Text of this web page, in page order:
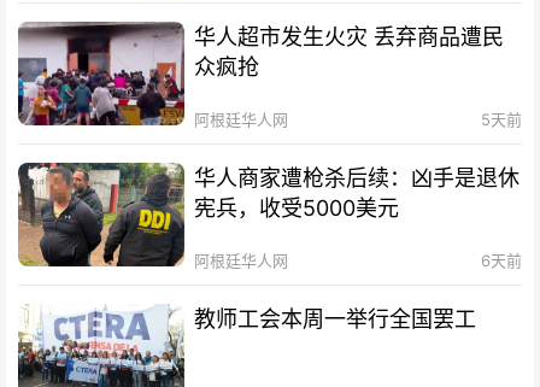
华人超市发生火灾 丢弃商品遭民
众疯抢
阿根廷华人网 5天前
华人商家遭枪杀后续：凶手是退休
宪兵，收受5000美元
阿根廷华人网 6天前
教师工会本周一举行全国罢工